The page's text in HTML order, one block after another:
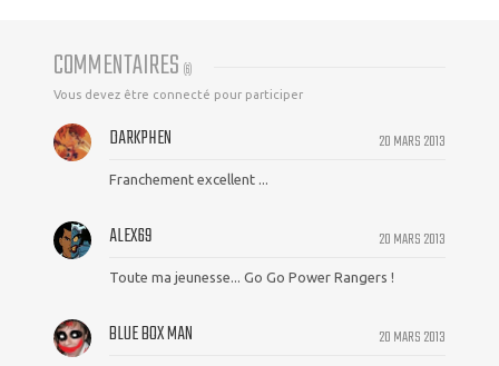
COMMENTAIRES (6)
Vous devez être connecté pour participer
20 MARS 2013
DARKPHEN
Franchement excellent ...
20 MARS 2013
ALEX69
Toute ma jeunesse... Go Go Power Rangers !
20 MARS 2013
BLUE BOX MAN